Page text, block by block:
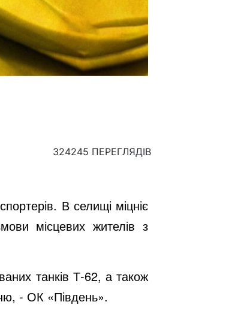
324245 ПЕРЕГЛЯДІВ
В селищі міцніє
місцевих жителів з
танків Т-62, а також
- ОК «Південь».